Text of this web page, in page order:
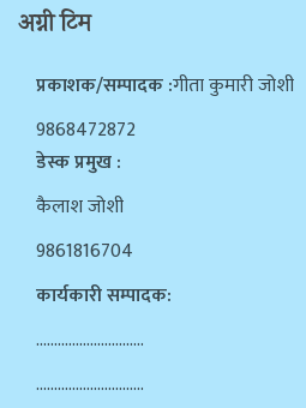
अग्नी टिम
प्रकाशक/सम्पादक :गीता कुमारी जोशी
9868472872
डेस्क प्रमुख :
कैलाश जोशी
9861816704
कार्यकारी सम्पादक:
…………………………
…………………………